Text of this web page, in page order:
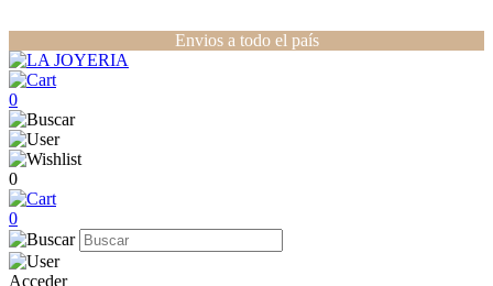
Envios a todo el país
0
0
0
Acceder